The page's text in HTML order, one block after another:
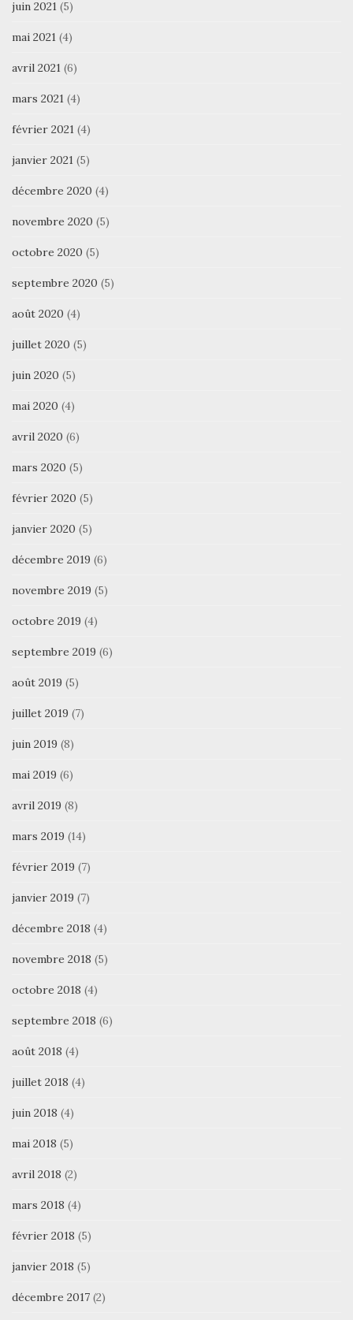
juin 2021 (5)
mai 2021 (4)
avril 2021 (6)
mars 2021 (4)
février 2021 (4)
janvier 2021 (5)
décembre 2020 (4)
novembre 2020 (5)
octobre 2020 (5)
septembre 2020 (5)
août 2020 (4)
juillet 2020 (5)
juin 2020 (5)
mai 2020 (4)
avril 2020 (6)
mars 2020 (5)
février 2020 (5)
janvier 2020 (5)
décembre 2019 (6)
novembre 2019 (5)
octobre 2019 (4)
septembre 2019 (6)
août 2019 (5)
juillet 2019 (7)
juin 2019 (8)
mai 2019 (6)
avril 2019 (8)
mars 2019 (14)
février 2019 (7)
janvier 2019 (7)
décembre 2018 (4)
novembre 2018 (5)
octobre 2018 (4)
septembre 2018 (6)
août 2018 (4)
juillet 2018 (4)
juin 2018 (4)
mai 2018 (5)
avril 2018 (2)
mars 2018 (4)
février 2018 (5)
janvier 2018 (5)
décembre 2017 (2)